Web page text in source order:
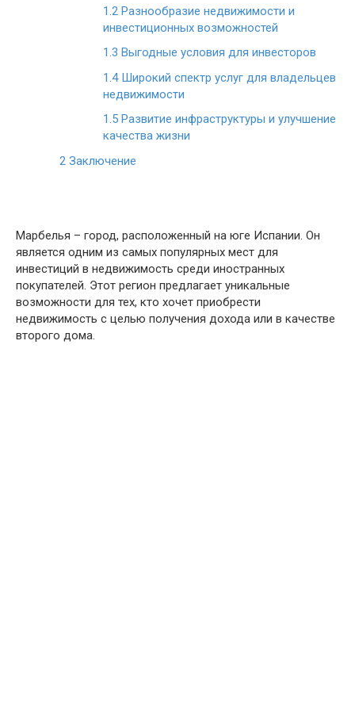
1.2 Разнообразие недвижимости и
инвестиционных возможностей
1.3 Выгодные условия для инвесторов
1.4Широкий спектр услуг для владельцев
недвижимости
1.5 Развитие инфраструктуры и улучшение
качества жизни
2 Заключение
Марбелья – город, расположенный на юге Испании. Он
является одним из самых популярных мест для
инвестиций в недвижимость среди иностранных
покупателей. Этот регион предлагает уникальные
возможности для тех, кто хочет приобрести
недвижимость с целью получения дохода или в качестве
второго дома.